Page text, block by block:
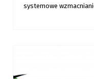
systemowe